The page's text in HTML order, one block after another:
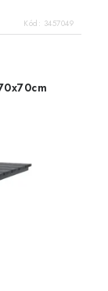
Kód: 3457049